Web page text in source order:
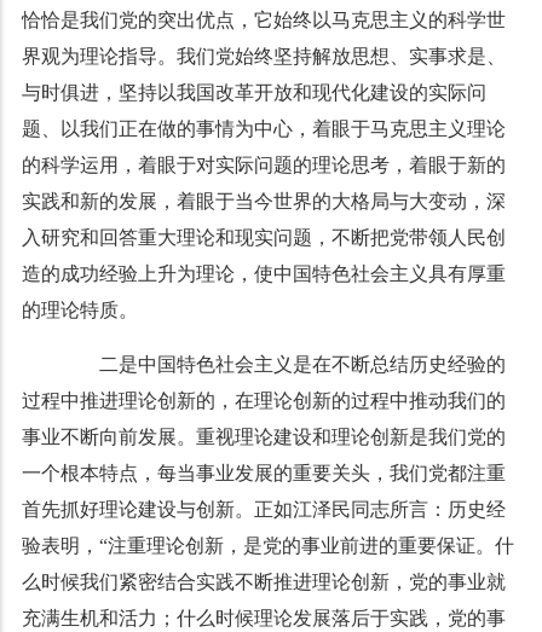
恰恰是我们党的突出优点，它始终以马克思主义的科学世
界观为理论指导。我们党始终坚持解放思想、实事求是、
与时俱进，坚持以我国改革开放和现代化建设的实际问
题、以我们正在做的事情为中心，着眼于马克思主义理论
的科学运用，着眼于对实际问题的理论思考，着眼于新的
实践和新的发展，着眼于当今世界的大格局与大变动，深
入研究和回答重大理论和现实问题，不断把党带领人民创
造的成功经验上升为理论，使中国特色社会主义具有厚重
的理论特质。
二是中国特色社会主义是在不断总结历史经验的
过程中推进理论创新的，在理论创新的过程中推动我们的
事业不断向前发展。重视理论建设和理论创新是我们党的
一个根本特点，每当事业发展的重要关头，我们党都注重
首先抓好理论建设与创新。正如江泽民同志所言：历史经
验表明，“注重理论创新，是党的事业前进的重要保证。什
么时候我们紧密结合实践不断推进理论创新，党的事业就
充满生机和活力；什么时候理论发展落后于实践，党的事